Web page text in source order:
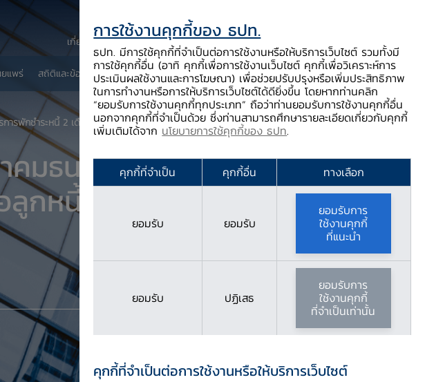
ยแพร่ สถิติและข้อมูลเผยแพร่ บริการจาก ธปท. นวัตกรรมภาคการเงิน สตางค์ Story
เกี่ยวกับ ธปท. ติดต่อเรา ช่วยเหลือ / ร้องเรียน EN
ารพักชำระหนี้ 2 เดือน ช่วยเหลือลูกหนี้ที่ต้องปิดกิจการจากมาตรการของทางการ
มธนาคารนานาชาติออก
ลูกหนี้ที่ต้องปิดกิจการจาก
การใช้งานคุกกี้ของ ธปท.
ธปท. มีการใช้คุกกี้ที่จำเป็นต่อการใช้งานหรือให้บริการเว็บไซต์ รวมทั้งมี
การใช้คุกกี้อื่น (อาทิ คุกกี้เพื่อการใช้งานเว็บไซต์ คุกกี้เพื่อวิเคราะห์การ
ประเมินผลใช้งานและการโฆษณา) เพื่อช่วยปรับปรุงหรือเพิ่มประสิทธิภาพ
ในการทำงานหรือการให้บริการเว็บไซต์ได้ดียิ่งขึ้น โดยหากท่านคลิก
“ยอมรับการใช้งานคุกกี้ทุกประเภท” ถือว่าท่านยอมรับการใช้งานคุกกี้อื่น
นอกจากคุกกี้ที่จำเป็นด้วย ซึ่งท่านสามารถศึกษารายละเอียดเกี่ยวกับคุกกี้
เพิ่มเติมได้จาก นโยบายการใช้คุกกี้ของ ธปท.
คุกกี้ที่จำเป็น คุกกี้อื่น ทางเลือก
ยอมรับ ยอมรับ
ยอมรับการ
ใช้งานคุกกี้
ที่แนะนำ
ยอมรับ ปฏิเสธ
ยอมรับการ
ใช้งานคุกกี้
ที่จำเป็นเท่านั้น
คุกกี้ที่จำเป็นต่อการใช้งานหรือให้บริการเว็บไซต์